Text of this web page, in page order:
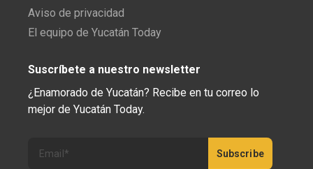
Aviso de privacidad
El equipo de Yucatán Today
Suscríbete a nuestro newsletter
¿Enamorado de Yucatán? Recibe en tu correo lo
mejor de Yucatán Today.